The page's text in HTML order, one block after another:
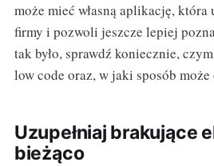
może mieć własną aplikację, która
firmy i pozwoli jeszcze lepiej
tak było, sprawdź koniecznie,
low code oraz, w jaki sposób
Uzupełniaj brakujące
bieżąco